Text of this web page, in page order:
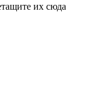
их сюда